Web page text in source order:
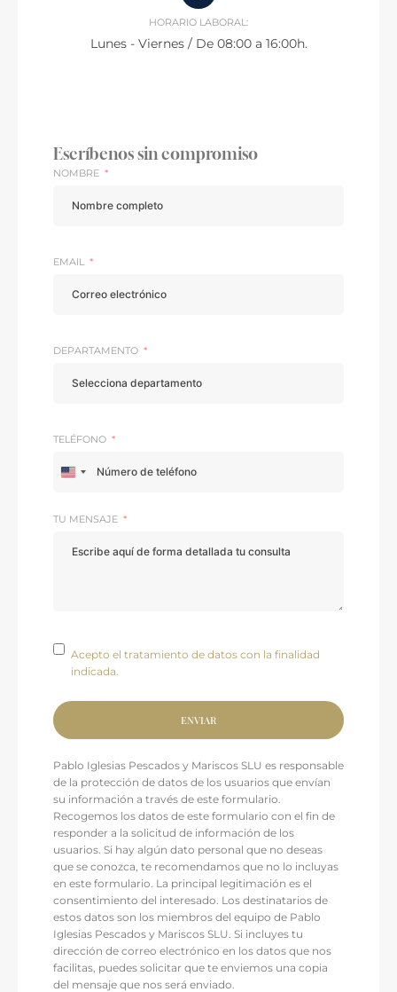
Escríbenos sin compromiso
NOMBRE
EMAIL
DEPARTAMENTO
TELÉFONO
United
TU MENSAJE
Acepto el tratamiento de datos con la finalidad
indicada.
ENVIAR
Pablo Iglesias Pescados y Mariscos SLU es responsable
de la protección de datos de los usuarios que envían
su información a través de este formulario.
Recogemos los datos de este formulario con el fin de
responder a la solicitud de información de los
usuarios. Si hay algún dato personal que no deseas
que se conozca, te recomendamos que no lo incluyas
en este formulario. La principal legitimación es el
consentimiento del interesado. Los destinatarios de
estos datos son los miembros del equipo de Pablo
Iglesias Pescados y Mariscos SLU. Si incluyes tu
dirección de correo electrónico en los datos que nos
facilitas, puedes solicitar que te enviemos una copia
del mensaje que nos será enviado.
HORARIO LABORAL:
Lunes - Viernes / De 08:00 a 16:00h.